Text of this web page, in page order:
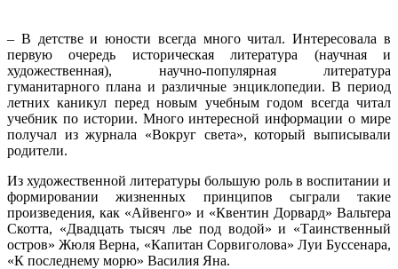
– В детстве и юности всегда много читал. Интересовала в
первую очередь историческая литература (научная и
художественная), научно-популярная литература
гуманитарного плана и различные энциклопедии. В период
летних каникул перед новым учебным годом всегда читал
учебник по истории. Много интересной информации о мире
получал из журнала «Вокруг света», который выписывали
родители.
Из художественной литературы большую роль в воспитании и
формировании жизненных принципов сыграли такие
произведения, как «Айвенго» и «Квентин Дорвард» Вальтера
Скотта, «Двадцать тысяч лье под водой» и «Таинственный
остров» Жюля Верна, «Капитан Сорвиголова» Луи Буссенара,
«К последнему морю» Василия Яна.